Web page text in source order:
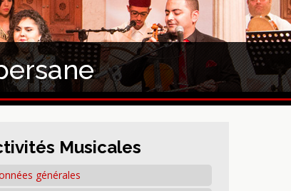
Musicales
générales